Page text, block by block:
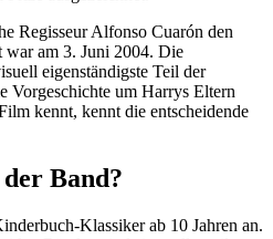
Regisseur Alfonso Cuarón den
war am 3. Juni 2004. Die
eigenständigste Teil der
Vorgeschichte um Harrys Eltern
kennt, kennt die entscheidende
Band?
Klassiker ab 10 Jahren an.